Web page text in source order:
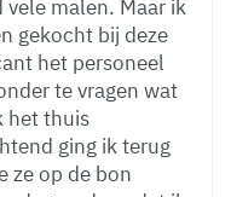
malen. Maar ik
gekocht bij deze
het personeel
te vragen wat
het thuis
ging ik terug
ze op de bon